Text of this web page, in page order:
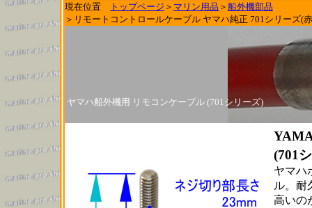
現在位置 トップページ ＞ マリン用品 ＞ 船外機部品
＞リモートコントロールケーブル ヤマハ純正 701シリーズ(
ヤマハ船外機用 リモコンケーブル (701シリーズ)
(701
ヤマハ
ル。耐
高いの